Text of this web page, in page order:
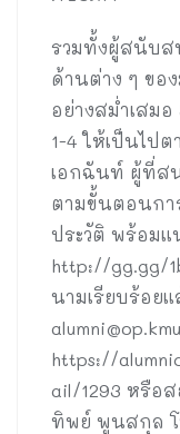
รวมทั้งผู้สนับส
ด้านต่าง ๆ ขอ
อย่างสม่ำเสม
1-4 ให้เป็นไป
เอกฉันท์ ผู้ที่สน
ตามขั้นตอนกา
ประวัติ พร้อม
http://gg.gg/
นามเรียบร้อยแ
https://
ail/1293 หรือ
ทิพย์ พูนสกุล โ